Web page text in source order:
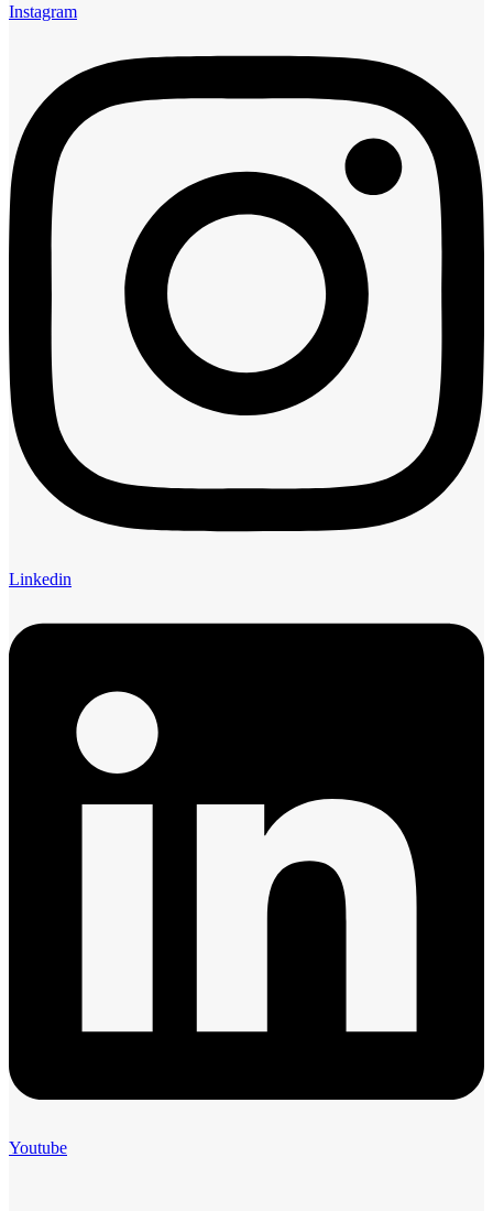
Instagram
Linkedin
Youtube